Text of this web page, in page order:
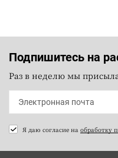
Подпишитесь на
Раз в неделю мы
Я даю согласие на обработку